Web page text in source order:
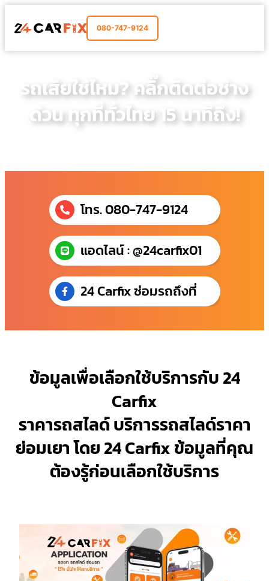
080-747-9124
รถเสียใช่ไหม? คลิ๊กติดต่อช่าง
ด่วน ทุกที่ทั่วไทย 15 นาทีถึง!
โทร. 080-747-9124
แอดไลน์ : @24carfix01
24 Carfix ซ่อมรถถึงที่
ข้อมูลเพื่อเลือกใช้บริการกับ 24
Carfix
ราคารถสไลด์ บริการรถสไลด์ราคา
ย่อมเยา โดย 24 Carfix ข้อมูลที่คุณ
ต้องรู้ก่อนเลือกใช้บริการ